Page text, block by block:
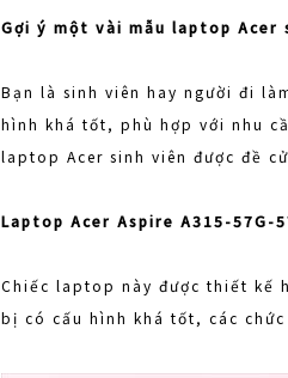
Gợi ý một vài mẫu laptop Acer
Bạn là sinh viên hay người đi
hình khá tốt, phù hợp với nhu
laptop Acer sinh viên được đề
Laptop Acer Aspire A315-57G-
Chiếc laptop này được thiết kế
bị có cấu hình khá tốt, các